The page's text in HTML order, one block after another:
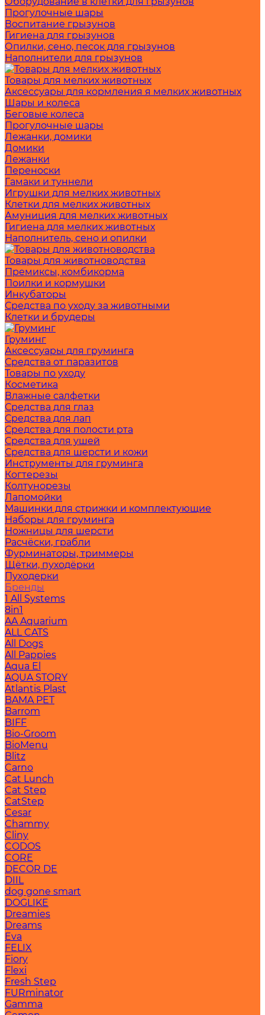
Прогулочные шары
Воспитание грызунов
Гигиена для грызунов
Опилки, сено, песок для грызунов
Наполнители для грызунов
Товары для мелких животных
Аксессуары для кормления я мелких животных
Шары и колеса
Беговые колеса
Прогулочные шары
Лежанки, домики
Домики
Лежанки
Переноски
Гамаки и туннели
Игрушки для мелких животных
Клетки для мелких животных
Амуниция для мелких животных
Гигиена для мелких животных
Наполнитель, сено и опилки
Товары для животноводства
Премиксы, комбикорма
Поилки и кормушки
Инкубаторы
Средства по уходу за животными
Клетки и брудеры
Груминг
Аксессуары для груминга
Средства от паразитов
Товары по уходу
Косметика
Влажные салфетки
Средства для глаз
Средства для лап
Средства для полости рта
Средства для ушей
Средства для шерсти и кожи
Инструменты для груминга
Когтерезы
Колтунорезы
Лапомойки
Машинки для стрижки и комплектующие
Наборы для груминга
Ножницы для шерсти
Расчёски, грабли
Фурминаторы, триммеры
Щётки, пуходёрки
Пуходерки
Бренды
1 All Systems
8in1
AA Aquarium
ALL CATS
All Dogs
All Pappies
Aqua El
AQUA STORY
Atlantis Plast
BAMA PET
Barrom
BIFF
Bio-Groom
BioMenu
Blitz
Carno
Cat Lunch
Cat Step
CatStep
Cesar
Chammy
Cliny
CODOS
CORE
DECOR DE
DIIL
dog gone smart
DOGLIKE
Dreamies
Dreams
Eva
FELIX
Fiory
Flexi
Fresh Step
FURminator
Gamma